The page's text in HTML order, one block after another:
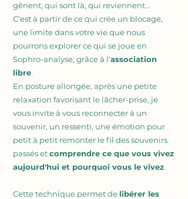
gênent, qui sont là, qui reviennent...
C'est à partir de ce qui crée un blocage,
une limite dans votre vie que nous
pourrons explorer ce qui se joue en
Sophro-analyse, grâce à l'association
libre.
En posture allongée, après une petite
relaxation favorisant le lâcher-prise, je
vous invite à vous reconnecter à un
souvenir, un ressenti, une émotion pour
petit à petit remonter le fil des souvenirs
passés etcomprendre ce que vous vivez
aujourd'hui et pourquoi vous le vivez.
Cette technique permet de libérer les